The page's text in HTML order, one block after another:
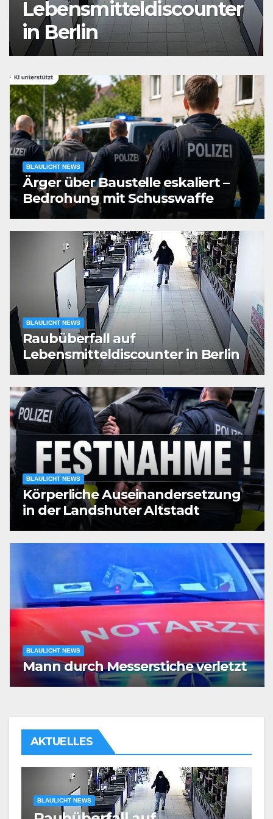
Auseinandersetzung in
der Landshuter Altstadt
BLAULICHT NEWS
Ärger über Baustelle eskaliert –
Bedrohung mit Schusswaffe
BLAULICHT NEWS
Raubüberfall auf
Lebensmitteldiscounter in Berlin
BLAULICHT NEWS
Körperliche Auseinandersetzung
in der Landshuter Altstadt
BLAULICHT NEWS
Mann durch Messerstiche verletzt
AKTUELLES
BLAULICHT NEWS